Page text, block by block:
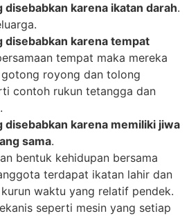
disebabkan karena ikatan darah.
disebabkan karena tempat
tempat maka mereka
royong dan tolong
contoh rukun tetangga dan
disebabkan karena memiliki jiwa
sama.
bentuk kehidupan bersama
terdapat ikatan lahir dan
waktu yang relatif pendek.
seperti mesin yang setiap